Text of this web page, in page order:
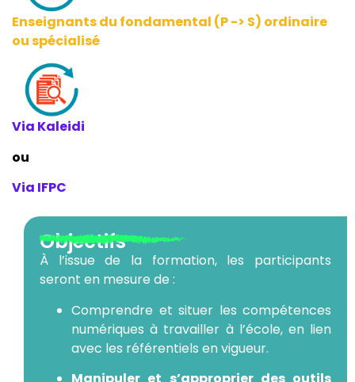
Enseignants du fondamental (P -> S) ordinaire
ou spécialisé
Via Kaleidi
ou
Via IFPC
Objectifs
À l’issue de la formation, les participants
seront en mesure de :
Comprendre et situer les compétences
numériques à travailler à l’école, en lien
avec les référentiels en vigueur.